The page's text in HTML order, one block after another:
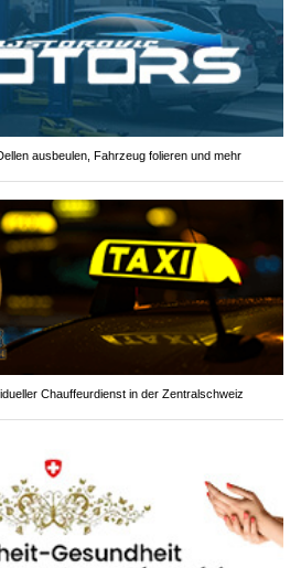
ausbeulen, Fahrzeug folieren und mehr
Chauffeurdienst in der Zentralschweiz